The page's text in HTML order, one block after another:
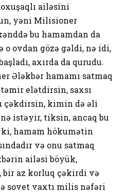
ailəsini
yəni Milisioner
bu hamamdan da
ovdan gözə gəldi, nə idi,
axırda da qurudu.
Ələkbər hamamı satmaq
elətdirsin, saxsı
çəkdirsin, kimin də əli
istəyir, tiksin, ancaq bu
hamam hökumətin
və onu satmaq
ailəsi böyük,
bir az korluq çəkirdi və
sovet vaxtı milis nəfəri